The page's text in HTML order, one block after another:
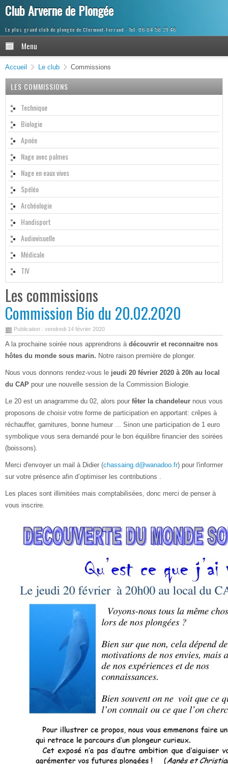
Club Arverne de Plongée
Le plus grand club de plongée de Clermont-Ferrand
Menu
Accueil Le club Commissions
LES COMMISSIONS
Technique
Biologie
Apnée
Nage avec palmes
Nage en eaux vives
Spéléo
Archéologie
Handisport
Audiovisuelle
Médicale
TIV
Les commissions
Commission Bio du 20.02.2020
Publication : vendredi 14 février 2020
A la prochaine soirée nous apprendrons à découvrir et reconnaitre nos
hôtes du monde sous marin. Notre raison première de plonger.
Nous vous donnons rendez-vous le jeudi 20 février 2020 à 20h au local
du CAP pour une nouvelle session de la Commission Biologie.
Le 20 est un anagramme du 02, alors pour fêter la chandeleur nous vous
proposons de choisir votre forme de participation en apportant: crêpes à
réchauffer, garnitures, bonne humeur ... Sinon une participation de 1 euro
symbolique vous sera demandé pour le bon équilibre financier des soirées
(boissons).
Merci d'envoyer un mail à Didier (chassaing.d@wanadoo.fr) pour l'informer
sur votre présence afin d’optimiser les contributions .
Les places sont illimitées mais comptabilisées, donc merci de penser à
vous inscrire.